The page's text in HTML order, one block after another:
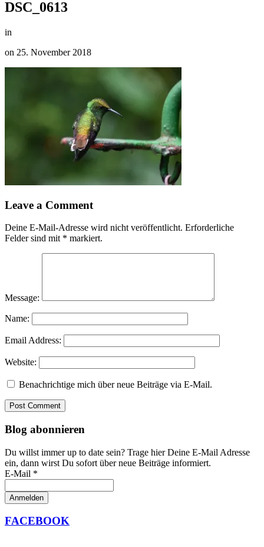
DSC_0613
in
on 25. November 2018
Leave a Comment
Deine E-Mail-Adresse wird nicht veröffentlicht. Erforderliche
Felder sind mit * markiert.
Message:
Name:
Email Address:
Website:
Benachrichtige mich über neue Beiträge via E-Mail.
Blog abonnieren
Du willst immer up to date sein? Trage hier Deine E-Mail Adresse
ein, dann wirst Du sofort über neue Beiträge informiert.
E-Mail *
FACEBOOK